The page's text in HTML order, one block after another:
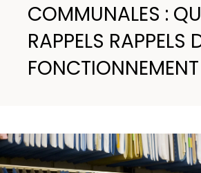
COMMUNALES :
RAPPELS RAPPELS
FONCTIONNEMENT